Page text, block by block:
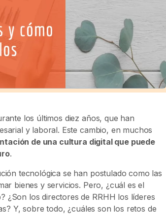
los últimos diez años, que han
y laboral. Este cambio, en muchos
de una cultura digital que puede
.
tecnológica se han postulado como las
bienes y servicios. Pero, ¿cuál es el
¿Son los directores de RRHH los líderes
Y, sobre todo, ¿cuáles son los retos de